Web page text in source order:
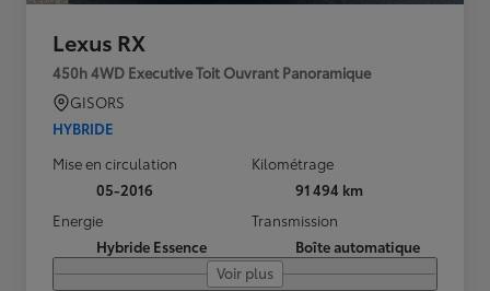
Lexus RX
450h 4WD Executive Toit Ouvrant Panoramique
GISORS
HYBRIDE
Mise en circulation
05-2016
Kilométrage
91 494 km
Energie
Hybride Essence
Transmission
Boîte automatique
Voir plus